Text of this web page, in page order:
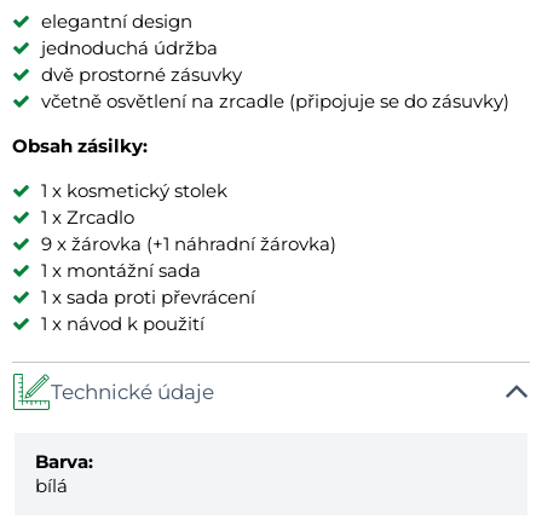
elegantní design
jednoduchá údržba
dvě prostorné zásuvky
včetně osvětlení na zrcadle (připojuje se do zásuvky)
Obsah zásilky:
1 x kosmetický stolek
1 x Zrcadlo
9 x žárovka (+1 náhradní žárovka)
1 x montážní sada
1 x sada proti převrácení
1 x návod k použití
Technické údaje
Barva:
bílá